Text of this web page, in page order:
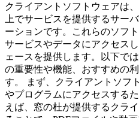
クライアントソフトウェアは
上でサービスを提供するサー
ーションです。これらのソフ
サービスやデータにアクセス
ェースを提供します。以下で
の重要性や機能、おすすめの
す。 まず、クライアントソフ
やプログラムにアクセスする
えば、窓の杜が提供するクラ